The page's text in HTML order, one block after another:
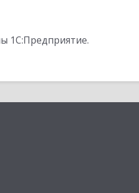
1С:Предприятие.